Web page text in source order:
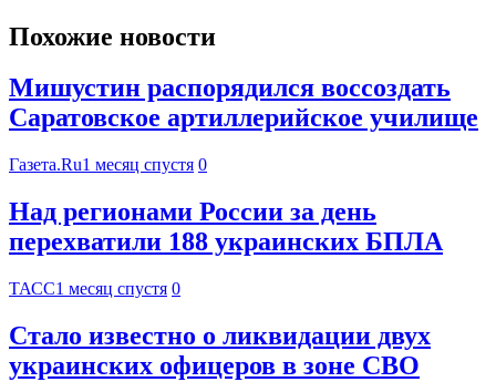
Похожие новости
Мишустин распорядился воссоздать
Саратовское артиллерийское училище
Газета.Ru1 месяц спустя 0
Над регионами России за день
перехватили 188 украинских БПЛА
ТАСС1 месяц спустя 0
Стало известно о ликвидации двух
украинских офицеров в зоне СВО